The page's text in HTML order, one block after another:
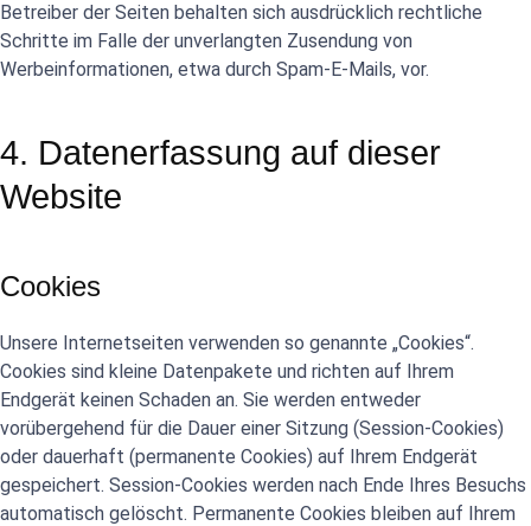
Betreiber der Seiten behalten sich ausdrücklich rechtliche
Schritte im Falle der unverlangten Zusendung von
Werbeinformationen, etwa durch Spam-E-Mails, vor.
4. Datenerfassung auf dieser
Website
Cookies
Unsere Internetseiten verwenden so genannte „Cookies“.
Cookies sind kleine Datenpakete und richten auf Ihrem
Endgerät keinen Schaden an. Sie werden entweder
vorübergehend für die Dauer einer Sitzung (Session-Cookies)
oder dauerhaft (permanente Cookies) auf Ihrem Endgerät
gespeichert. Session-Cookies werden nach Ende Ihres Besuchs
automatisch gelöscht. Permanente Cookies bleiben auf Ihrem